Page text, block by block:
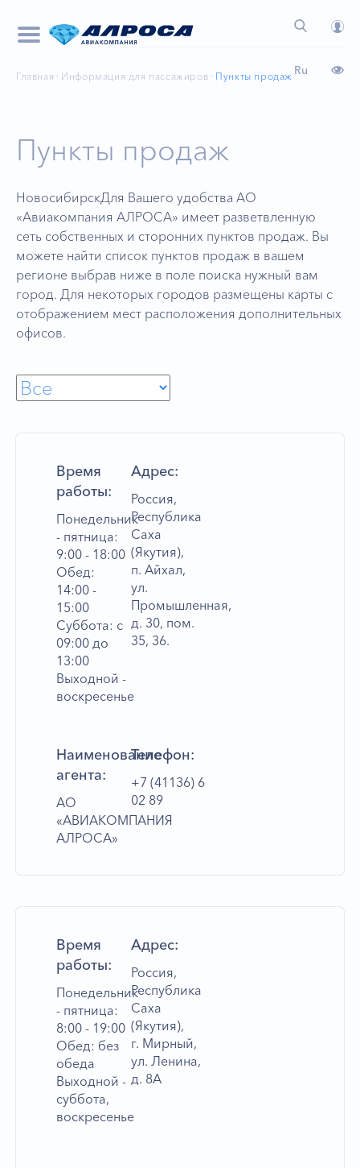
Ru
Главная Информация для пассажиров Пункты продаж
Пункты продаж
НовосибирскДля Вашего удобства АО
«Авиакомпания АЛРОСА» имеет разветвленную
сеть собственных и сторонних пунктов продаж. Вы
можете найти список пунктов продаж в вашем
регионе выбрав ниже в поле поиска нужный вам
город. Для некоторых городов размещены карты с
отображением мест расположения дополнительных
офисов.
Время
работы:
Понедельник
- пятница:
9:00 - 18:00
Обед:
14:00 -
15:00
Суббота: с
09:00 до
13:00
Выходной -
воскресенье
Адрес:
Россия,
Республика
Саха
(Якутия),
п. Айхал,
ул.
Промышленная,
д. 30, пом.
35, 36.
Наименование
агента:
АО
«АВИАКОМПАНИЯ
АЛРОСА»
Телефон:
+7 (41136) 6
02 89
Время
работы:
Понедельник
- пятница:
8:00 - 19:00
Обед: без
обеда
Выходной -
суббота,
воскресенье
Адрес:
Россия,
Республика
Саха
(Якутия),
г. Мирный,
ул. Ленина,
д. 8А